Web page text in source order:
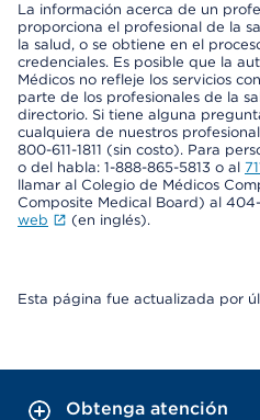
La información acerca de un
proporciona el profesional de la
la salud, o se obtiene en el
credenciales. Es posible que la
Médicos no refleje los servicios
parte de los profesionales de la
directorio. Si tiene alguna
cualquiera de nuestros
800-611-1811 (sin costo). Para
o del habla: 1-888-865-5813 o al
llamar al Colegio de Médicos
Composite Medical Board) al
web
(en inglés).
Esta página fue actualizada por
Obtenga atención